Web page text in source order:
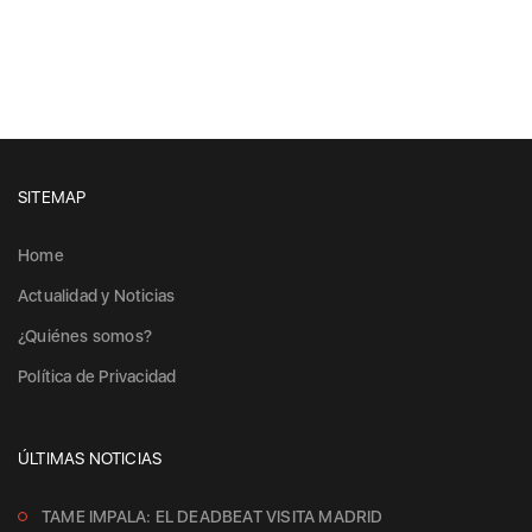
SITEMAP
Home
Actualidad y Noticias
¿Quiénes somos?
Política de Privacidad
ÚLTIMAS NOTICIAS
TAME IMPALA: EL DEADBEAT VISITA MADRID